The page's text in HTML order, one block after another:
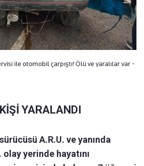
ile otomobil çarpıştı! Ölü ve yaralılar var -
YARALANDI
ürücüsü A.R.U. ve yanında
olay yerinde hayatını